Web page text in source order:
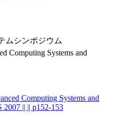
ムシンポジウム
Computing Systems and
Computing Systems and
2007 || || p152-153